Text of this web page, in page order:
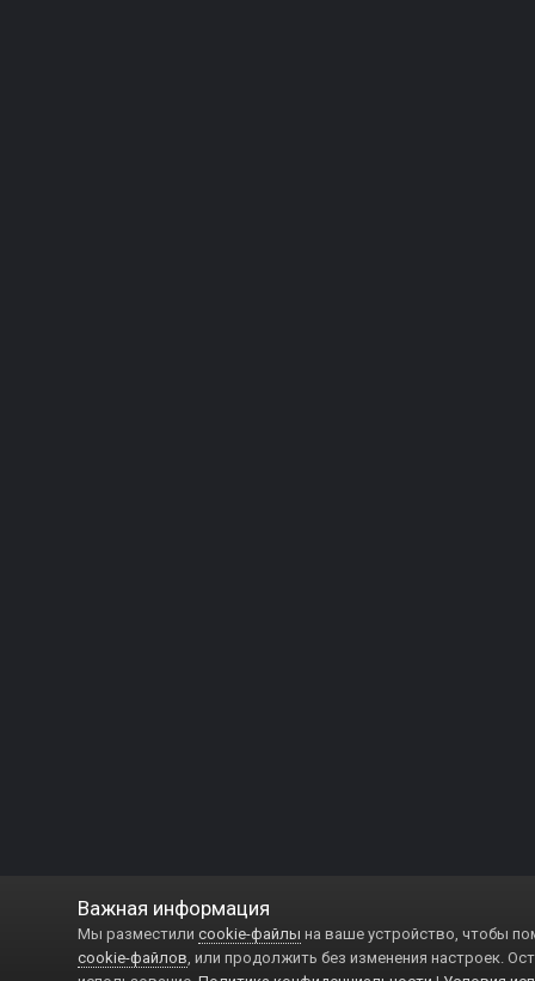
Важная информация
Мы разместили cookie-файлы на ваше устройство, чтобы
cookie-файлов, или продолжить без изменения настроек.